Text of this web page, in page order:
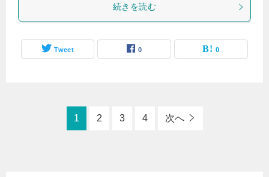
続きを読む
Tweet 0 0
1 2 3 4 次へ